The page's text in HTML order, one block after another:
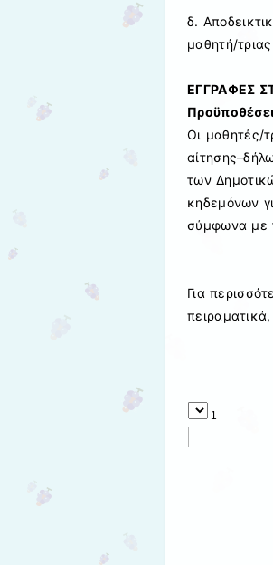
δ.
μαθητή/τ
ΕΓΓΡΑΦΕΣ
Οι μαθητές/
αίτησης–
των
κηδεμόνων
σύμφωνα με
Για